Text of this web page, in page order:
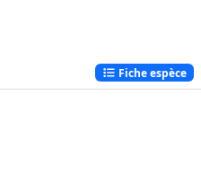
Fiche espèce